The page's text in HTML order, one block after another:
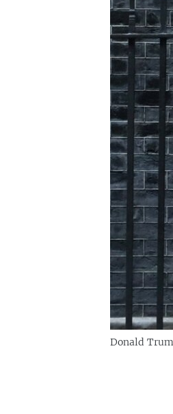
LA REALIDAD DE LA VIVIENDA EN
SER VIEJO EN CUBA
LOS SANTOS DE HIALEAH
DESINFORMACIÓN RUSA EN
LA INVASIÓN DE RUSIA A
Donald